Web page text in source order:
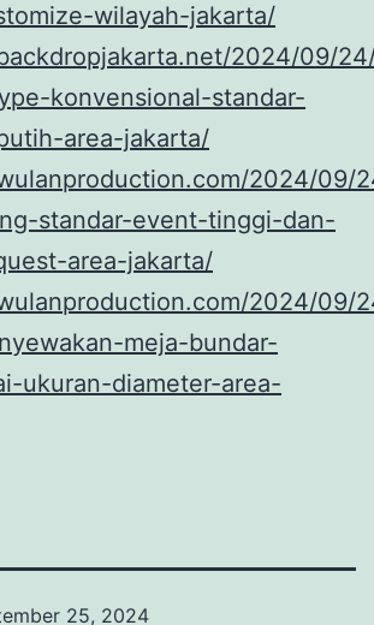
wilayah-jakarta/
2024/09/
konvensional-standar-
area-jakarta/
2024/09/
standar-event-tinggi-dan-
area-jakarta/
2024/09/
meja-bundar-
ukuran-diameter-area-
25, 2024